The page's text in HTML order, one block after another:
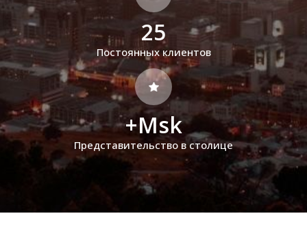
25
Постоянных клиентов
+Msk
Представительство в столице